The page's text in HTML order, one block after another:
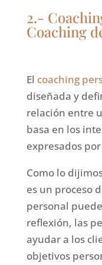
2.-
Coaching
El coaching
diseñada y
relación entre
basa en los
expresados
Como lo
es un proceso
personal
reflexión, las
ayudar a los
objetivos